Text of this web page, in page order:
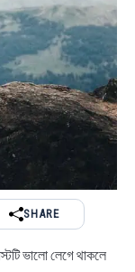
SHARE
ভালো লেগে থাকলে